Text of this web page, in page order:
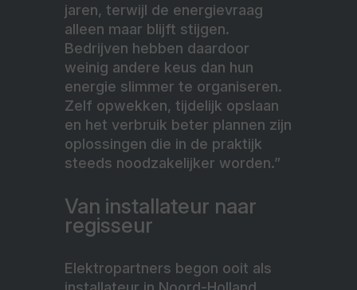
jaren, terwijl de energievraag
alleen maar blijft stijgen.
Bedrijven hebben daardoor
weinig andere keus dan hun
energie slimmer te organiseren.
Zelf opwekken, tijdelijk opslaan
en het verbruik beter plannen zijn
oplossingen die in de praktijk
steeds noodzakelijker worden.”
Van installateur naar
regisseur
Elektropartners begon ooit als